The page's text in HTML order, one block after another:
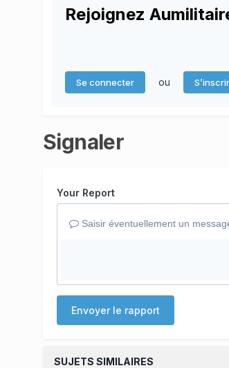
Rejoignez
Se connecter ou
Signaler
Your Report
Saisir éventuellement un
Envoyer le rapport
SUJETS SIMILAIRES